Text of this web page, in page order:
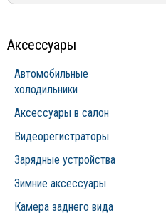
Аксессуары
Автомобильные
холодильники
Аксессуары в салон
Видеорегистраторы
Зарядные устройства
Зимние аксессуары
Камера заднего вида